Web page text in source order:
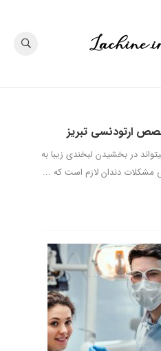
ارتودنسی تبریز
در بخشیدن لبخندی زیبا به
مشکلات دندان لازم است که ...